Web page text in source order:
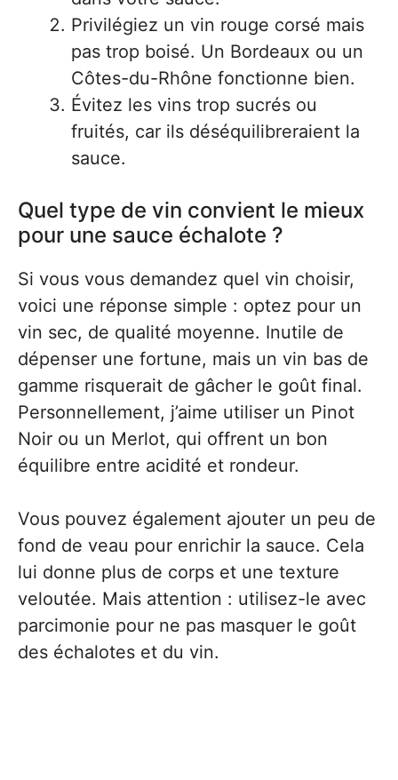
Privilégiez un vin rouge corsé mais
pas trop boisé. Un Bordeaux ou un
Côtes-du-Rhône fonctionne bien.
Évitez les vins trop sucrés ou
fruités, car ils déséquilibreraient la
sauce.
Quel type de vin convient le mieux
pour une sauce échalote ?
Si vous vous demandez quel vin choisir,
voici une réponse simple : optez pour un
vin sec, de qualité moyenne. Inutile de
dépenser une fortune, mais un vin bas de
gamme risquerait de gâcher le goût final.
Personnellement, j’aime utiliser un Pinot
Noir ou un Merlot, qui offrent un bon
équilibre entre acidité et rondeur.
Vous pouvez également ajouter un peu de
fond de veau pour enrichir la sauce. Cela
lui donne plus de corps et une texture
veloutée. Mais attention : utilisez-le avec
parcimonie pour ne pas masquer le goût
des échalotes et du vin.